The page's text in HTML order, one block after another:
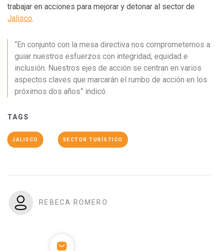
trabajar en acciones para mejorar y detonar al sector de
Jalisco.
“En conjunto con la mesa directiva nos comprometemos a
guiar nuestros esfuerzos con integridad, equidad e
inclusión. Nuestros ejes de acción se centran en varios
aspectos claves que marcarán el rumbo de acción en los
próximos dos años” indicó.
TAGS
JALISCO SECTOR TURÍSTICO
REBECA ROMERO